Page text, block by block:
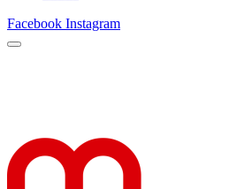
Facebook Instagram